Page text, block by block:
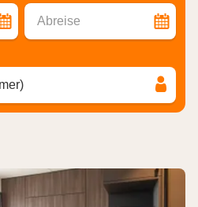
Abreise